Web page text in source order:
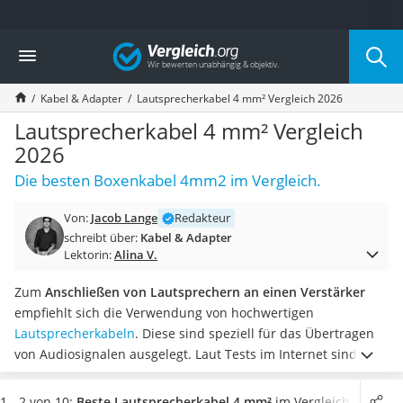
Die beliebtesten Vergleiche nach Kategorie
Elektronik
Powerstation
Monitor 32 Zoll 4K
Fernseher
Drucker
Desktop-PC
Monitor
Laser-Multifunktionsdrucker
Powerline-Adapter
Powerstation mit Solarpanel
Gaming-PC
Soundbar
17-Zoll-Laptop
Satellitenschüssel
Gaming-Headset
Vergleich
Kabel & Adapter Lautsprecherkabel 4 mm² Vergleich 2026
Lautsprecherkabel 4 mm² Vergleich
2026
Die besten Boxenkabel 4mm2 im Vergleich.
Von: Jacob Lange
Redakteur
schreibt über: Kabel & Adapter
Lektorin:Alina V.
Zum Anschließen von Lautsprechern an einen Verstärker
empfiehlt sich die Verwendung von hochwertigen
Lautsprecherkabeln. Diese sind speziell für das Übertragen
von Audiosignalen ausgelegt. Laut Tests im Internet sind
Boxenkabel mit 4 mm² Durchmesser bereitsfür
leistungsfähige Anlagen geeignet . Wichtige Kriterien beim